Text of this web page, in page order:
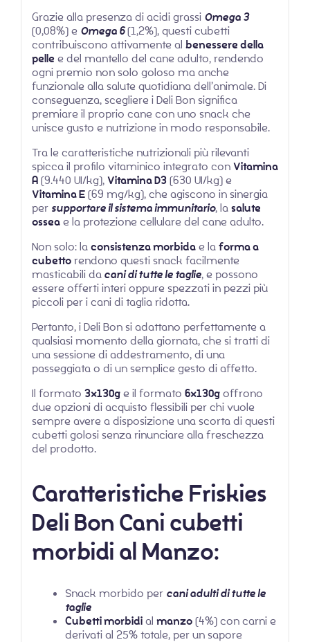
Grazie alla presenza di acidi grassi Omega 3
(0,08%) e Omega 6(1,2%), questi cubetti
contribuiscono attivamente al benessere della
pelle e del mantello del cane adulto, rendendo
ogni premio non solo goloso ma anche
funzionale alla salute quotidiana dell’animale. Di
conseguenza, scegliere i Deli Bon significa
premiare il proprio cane con uno snack che
unisce gusto e nutrizione in modo responsabile.
Tra le caratteristiche nutrizionali più rilevanti
spicca il profilo vitaminico integrato conVitamina
A(9.440 UI/kg),Vitamina D3(630 UI/kg) e
Vitamina E(69 mg/kg), che agiscono in sinergia
per supportare il sistema immunitario, lasalute
osseae la protezione cellulare del cane adulto.
Non solo: laconsistenza morbidae laforma a
cubettorendono questi snack facilmente
masticabili dacani di tutte le taglie, e possono
essere offerti interi oppure spezzati in pezzi più
piccoli per i cani di taglia ridotta.
Pertanto, i Deli Bon si adattano perfettamente a
qualsiasi momento della giornata, che si tratti di
una sessione di addestramento, di una
passeggiata o di un semplice gesto di affetto.
Il formato 3x130ge il formato 6x130goffrono
due opzioni di acquisto flessibili per chi vuole
sempre avere a disposizione una scorta di questi
cubetti golosi senza rinunciare alla freschezza
del prodotto.
Caratteristiche Friskies
Deli Bon Cani cubetti
morbidi al Manzo:
Snack morbido per cani adulti di tutte le
taglie
Cubetti morbidial manzo(4%) con carni e
derivati al 25% totale, per un sapore